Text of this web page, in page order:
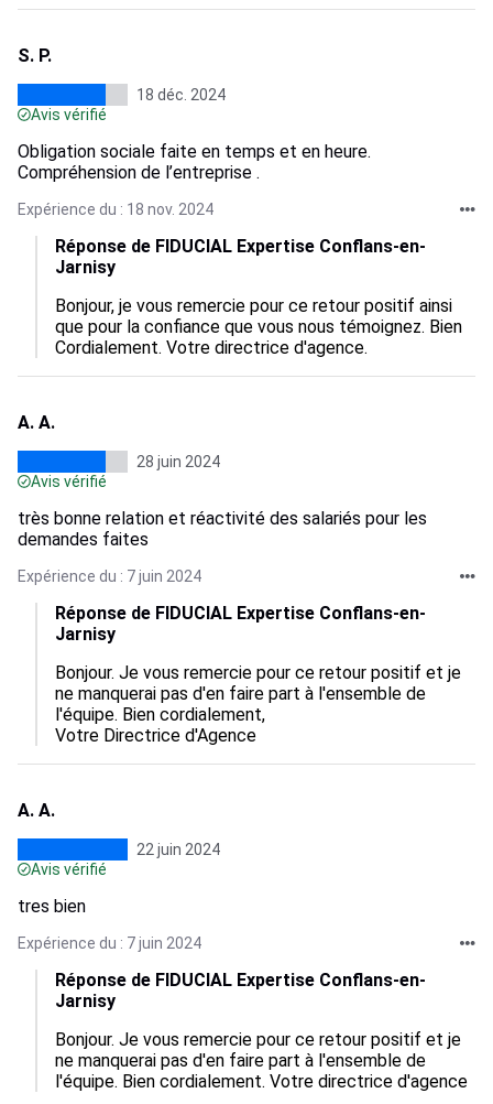
S. P.
18 déc. 2024
Avis vérifié
Obligation sociale faite en temps et en heure.
Compréhension de l’entreprise .
Expérience du : 18 nov. 2024
Réponse de FIDUCIAL Expertise Conflans-en-
Jarnisy
Bonjour, je vous remercie pour ce retour positif ainsi
que pour la confiance que vous nous témoignez. Bien
Cordialement. Votre directrice d'agence.
A. A.
28 juin 2024
Avis vérifié
très bonne relation et réactivité des salariés pour les
demandes faites
Expérience du : 7 juin 2024
Réponse de FIDUCIAL Expertise Conflans-en-
Jarnisy
Bonjour. Je vous remercie pour ce retour positif et je
ne manquerai pas d'en faire part à l'ensemble de
l'équipe. Bien cordialement,
Votre Directrice d'Agence
A. A.
22 juin 2024
Avis vérifié
tres bien
Expérience du : 7 juin 2024
Réponse de FIDUCIAL Expertise Conflans-en-
Jarnisy
Bonjour. Je vous remercie pour ce retour positif et je
ne manquerai pas d'en faire part à l'ensemble de
l'équipe. Bien cordialement. Votre directrice d'agence